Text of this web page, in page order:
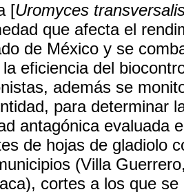
[Uromyces
que afecta el
de México y se
la eficiencia del
además se
para determinar
antagónica evaluada
de hojas de gladiolo
(Villa
cortes a los que